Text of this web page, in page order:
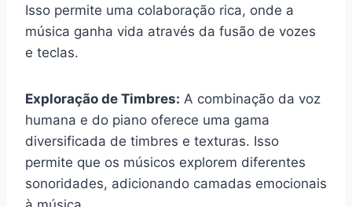
Isso permite uma colaboração rica, onde a
música ganha vida através da fusão de vozes
e teclas.
Exploração de Timbres: A combinação da voz
humana e do piano oferece uma gama
diversificada de timbres e texturas. Isso
permite que os músicos explorem diferentes
sonoridades, adicionando camadas emocionais